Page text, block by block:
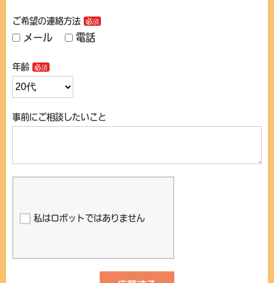
ご希望の連絡方法
メール 電話
年齢
事前にご相談したいこと
私はロボットではありません